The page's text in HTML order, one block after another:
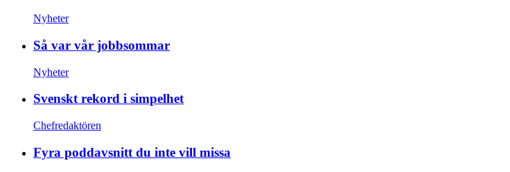
Nyheter
Så var vår jobbsommar
Nyheter
Svenskt rekord i simpelhet
Chefredaktören
Fyra poddavsnitt du inte vill missa